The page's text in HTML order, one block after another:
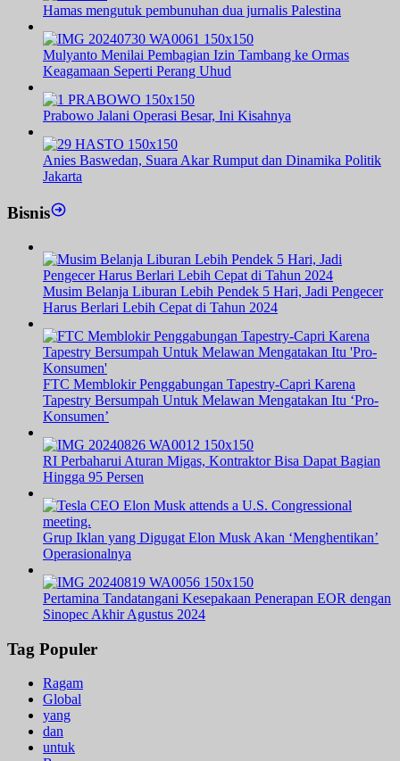
Hamas mengutuk pembunuhan dua jurnalis Palestina
Mulyanto Menilai Pembagian Izin Tambang ke Ormas
Keagamaan Seperti Perang Uhud
Prabowo Jalani Operasi Besar, Ini Kisahnya
Anies Baswedan, Suara Akar Rumput dan Dinamika Politik
Jakarta
Bisnis
Musim Belanja Liburan Lebih Pendek 5 Hari, Jadi Pengecer
Harus Berlari Lebih Cepat di Tahun 2024
FTC Memblokir Penggabungan Tapestry-Capri Karena
Tapestry Bersumpah Untuk Melawan Mengatakan Itu ‘Pro-
Konsumen’
RI Perbaharui Aturan Migas, Kontraktor Bisa Dapat Bagian
Hingga 95 Persen
Grup Iklan yang Digugat Elon Musk Akan ‘Menghentikan’
Operasionalnya
Pertamina Tandatangani Kesepakaan Penerapan EOR dengan
Sinopec Akhir Agustus 2024
Tag Populer
Ragam
Global
yang
dan
untuk